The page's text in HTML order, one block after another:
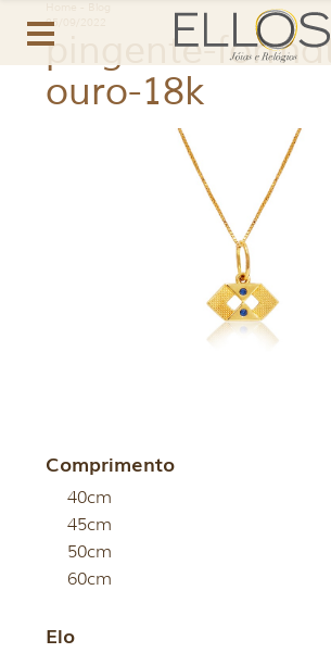
05/09/2022
pingente-
ouro-18k
Comprimento
40cm
45cm
50cm
60cm
Elo